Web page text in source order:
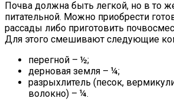
Почва должна быть легкой, но в то
питательной. Можно приобрести
рассады либо приготовить
Для этого смешивают следующие
перегной – ½;
дерновая земля – ¼;
разрыхлитель (песок,
волокно) – ¼.